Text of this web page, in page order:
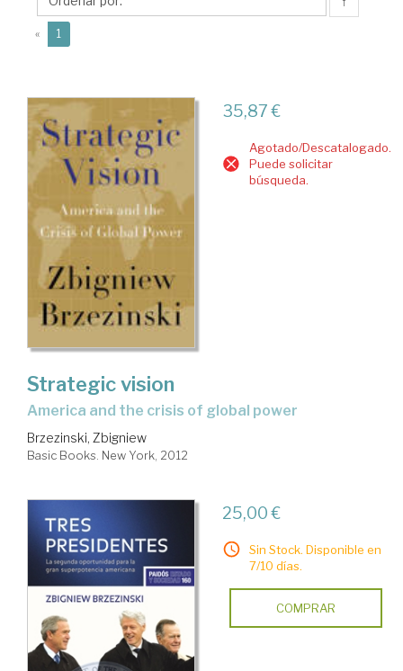
« 1
35,87 €
Agotado/Descatalogado.
Puede solicitar
búsqueda.
Strategic vision
America and the crisis of global power
Brzezinski, Zbigniew
Basic Books. New York, 2012
25,00 €
Sin Stock. Disponible en
7/10 días.
COMPRAR